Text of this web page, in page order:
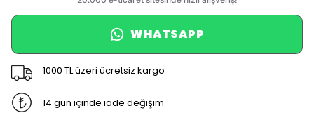
WHATSAPP
1000 TL üzeri ücretsiz kargo
14 gün içinde iade değişim